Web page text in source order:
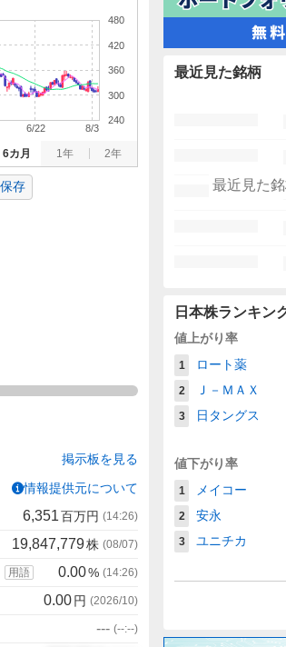
6カ月 1年 2年
240
300
360
420
480
6/22 8/3
存
掲示板を見る
情報提供元について
6,351百万円 (14:26)
19,847,779株 (08/07)
用語 0.00% (14:26)
0.00円 (2026/10)
--- (--:--)
最近見た銘柄
最近見た
日本株ランキン
値上がり率
1 ロート薬
2
Ｊ－ＭＡＸ
3
日タングス
値下がり率
1 メイコー
2
安永
3
ユニチカ